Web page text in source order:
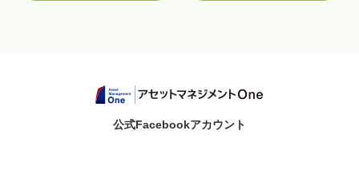
公式Facebookアカウント